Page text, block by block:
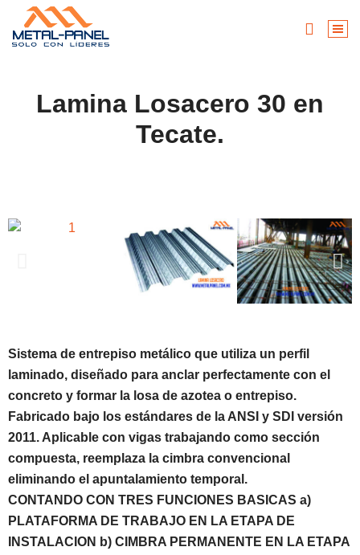
Lamina Losacero 30 en
Tecate.
Sistema de entrepiso metálico que utiliza un perfil
laminado, diseñado para anclar perfectamente con el
concreto y formar la losa de azotea o entrepiso.
Fabricado bajo los estándares de la ANSI y SDI versión
2011. Aplicable con vigas trabajando como sección
compuesta, reemplaza la cimbra convencional
eliminando el apuntalamiento temporal.
CONTANDO CON TRES FUNCIONES BASICAS a)
PLATAFORMA DE TRABAJO EN LA ETAPA DE
INSTALACION b) CIMBRA PERMANENTE EN LA ETAPA